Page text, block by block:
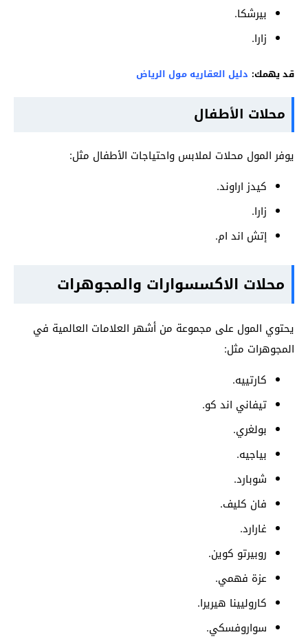
بيرشكا.
زارا.
قد يهمك: دليل العقاريه مول الرياض
محلات الأطفال
يوفر المول محلات لملابس واحتياجات الأطفال مثل:
كيدز اراوند.
زارا.
إتش اند ام.
محلات الاكسسوارات والمجوهرات
يحتوي المول على مجموعة من أشهر العلامات العالمية في
المجوهرات مثل:
كارتييه.
تيفاني اند كو.
بولغري.
بياجيه.
شوبارد.
فان كليف.
غارارد.
روبيرتو كوين.
عزة فهمي.
كاروليينا هيريرا.
سواروفسكي.